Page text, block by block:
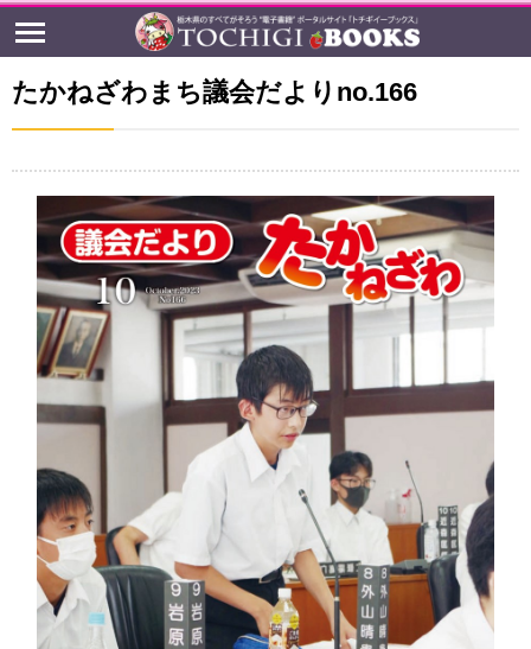
たかねざわまち議会だよりno.166